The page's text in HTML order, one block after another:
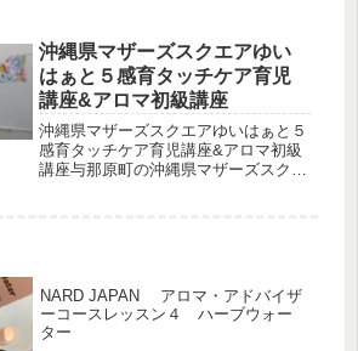
受講内容 受講時間 受講料など。お
待ちしております♪ハー...
沖縄県マザーズスクエアゆい
はぁと５感育タッチケア育児
講座&アロマ初級講座
沖縄県マザーズスクエアゆいはぁと５
感育タッチケア育児講座&アロマ初級
講座与那原町の沖縄県マザーズスクエ
NARD JAPAN アロマ・アドバイザ
ーコースレッスン４ ハーブウォー
ター